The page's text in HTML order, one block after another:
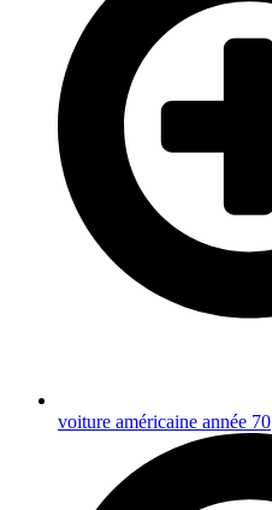
voiture américaine année 70